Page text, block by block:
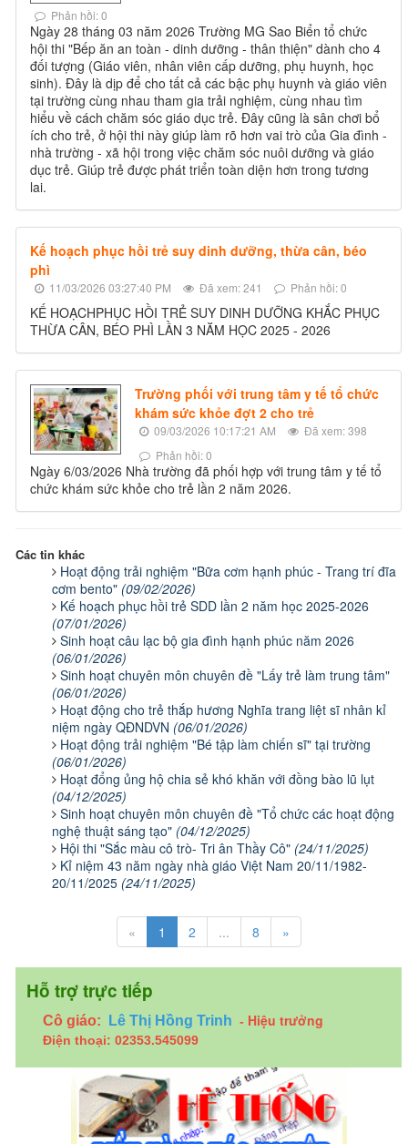
Phản hồi: 0
Ngày 28 tháng 03 năm 2026 Trường MG Sao Biển tổ chức
hội thi "Bếp ăn an toàn - dinh dưỡng - thân thiện" dành cho 4
đối tượng (Giáo viên, nhân viên cấp dưỡng, phụ huynh, học
sinh). Đây là dịp để cho tất cả các bậc phụ huynh và giáo viên
tại trường cùng nhau tham gia trải nghiệm, cùng nhau tìm
hiểu về cách chăm sóc giáo dục trẻ. Đây cũng là sân chơi bổ
ích cho trẻ, ở hội thi này giúp làm rõ hơn vai trò của Gia đình -
nhà trường - xã hội trong việc chăm sóc nuôi dưỡng và giáo
dục trẻ. Giúp trẻ được phát triển toàn diện hơn trong tương
lai.
Kế hoạch phục hồi trẻ suy dinh dưỡng, thừa cân, béo
phì
11/03/2026 03:27:40 PM Đã xem: 241 Phản hồi: 0
KẾ HOẠCHPHỤC HỒI TRẺ SUY DINH DƯỠNG KHẮC PHỤC
THỪA CÂN, BÉO PHÌ LẦN 3 NĂM HỌC 2025 - 2026
Trường phối với trung tâm y tế tổ chức
khám sức khỏe đợt 2 cho trẻ
09/03/2026 10:17:21 AM
Đã xem: 398
Phản hồi: 0
Ngày 6/03/2026 Nhà trường đã phối hợp với trung tâm y tế tổ
chức khám sức khỏe cho trẻ lần 2 năm 2026.
Các tin khác
Hoạt động trải nghiệm "Bữa cơm hạnh phúc - Trang trí đĩa
cơm bento" (09/02/2026)
Kế hoạch phục hồi trẻ SDD lần 2 năm học 2025-2026
(07/01/2026)
Sinh hoạt câu lạc bộ gia đình hạnh phúc năm 2026
(06/01/2026)
Sinh hoạt chuyên môn chuyên đề "Lấy trẻ làm trung tâm"
(06/01/2026)
Hoạt động cho trẻ thắp hương Nghĩa trang liệt sĩ nhân kỉ
niệm ngày QĐNDVN (06/01/2026)
Hoạt động trải nghiệm "Bé tập làm chiến sĩ" tại trường
(06/01/2026)
Hoạt đổng ủng hộ chia sẻ khó khăn với đồng bào lũ lụt
(04/12/2025)
Sinh hoạt chuyên môn chuyên đề "Tổ chức các hoạt động
nghệ thuật sáng tạo" (04/12/2025)
Hội thi "Sắc màu cô trò- Tri ân Thầy Cô" (24/11/2025)
Kỉ niệm 43 năm ngày nhà giáo Việt Nam 20/11/1982-
20/11/2025 (24/11/2025)
« 1 2 ... 8 »
Hỗ trợ trực tiếp
Cô giáo: Lê Thị Hồng Trinh - Hiệu trưởng
Điện thoại: 02353.545099